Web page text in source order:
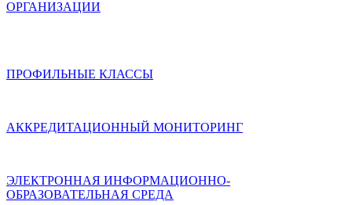
ОРГАНИЗАЦИИ
ПРОФИЛЬНЫЕ КЛАССЫ
АККРЕДИТАЦИОННЫЙ МОНИТОРИНГ
ЭЛЕКТРОННАЯ ИНФОРМАЦИОННО-
ОБРАЗОВАТЕЛЬНАЯ СРЕДА